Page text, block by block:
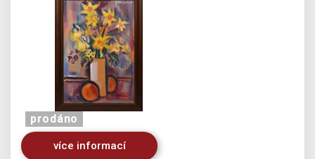
prodáno
více informací